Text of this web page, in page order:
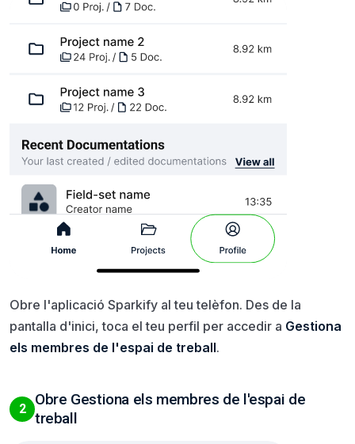
Obre l'aplicació Sparkify al teu telèfon. Des de la
pantalla d'inici, toca el teu perfil per accedir a Gestiona
els membres de l'espai de treball.
2
Obre Gestiona els membres de l'espai de
treball